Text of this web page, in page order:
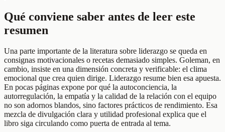
Qué conviene saber antes de leer este
resumen
Una parte importante de la literatura sobre liderazgo se queda en
consignas motivacionales o recetas demasiado simples. Goleman, en
cambio, insiste en una dimensión concreta y verificable: el clima
emocional que crea quien dirige. Liderazgo resume bien esa apuesta.
En pocas páginas expone por qué la autoconciencia, la
autorregulación, la empatía y la calidad de la relación con el equipo
no son adornos blandos, sino factores prácticos de rendimiento. Esa
mezcla de divulgación clara y utilidad profesional explica que el
libro siga circulando como puerta de entrada al tema.